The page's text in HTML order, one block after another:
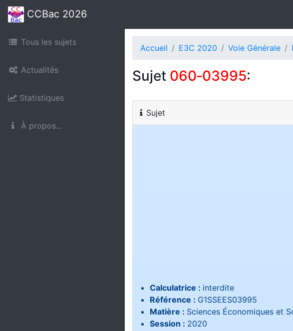
CCBac 2026
Tous les sujets
Actualités
Statistiques
À propos...
Accueil E3C 2020 Voie Générale
Sujet 060‑03995:
Sujet
Calculatrice : interdite
Référence : G1SSEES03995
Matière : Sciences Économiques et
Session : 2020